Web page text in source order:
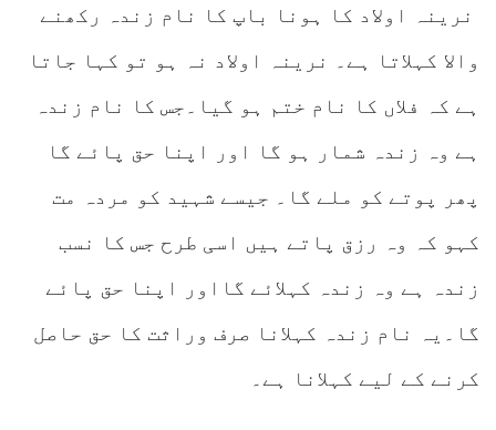
نرینہ اولاد کا ہونا باپ کا نام زندہ رکھنے
والا کہلاتا ہے۔ نرینہ اولاد نہ ہو تو کہا جاتا
ہے کہ فلاں کا نام ختم ہو گیا۔جس کا نام زندہ
ہے وہ زندہ شمار ہو گا اور اپنا حق پائے گا
پھر پوتے کو ملے گا۔ جیسے شہید کو مردہ مت
کہو کہ وہ رزق پاتے ہیں اسی طرح جس کا نسب
زندہ ہے وہ زندہ کہلائے گااور اپنا حق پائے
گا۔یہ نام زندہ کہلانا صرف وراثت کا حق حاصل
کرنے کے لیے کہلانا ہے۔